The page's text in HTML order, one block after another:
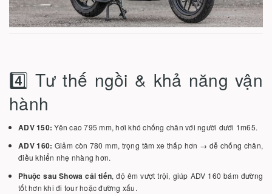
4️⃣ Tư thế ngồi & khả năng vận
hành
ADV 150: Yên cao 795 mm, hơi khó chống chân với người dưới 1m65.
ADV 160: Giảm còn 780 mm, trọng tâm xe thấp hơn → dễ chống chân,
điều khiển nhẹ nhàng hơn.
Phuộc sau Showa cải tiến, độ êm vượt trội, giúp ADV 160 bám đường
tốt hơn khi đi tour hoặc đường xấu.